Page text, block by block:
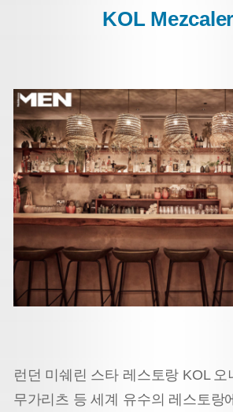
KOL
런던 미쉐린 스타 레스토랑 KOL 오
무가리츠 등 세계 유수의 레스토랑